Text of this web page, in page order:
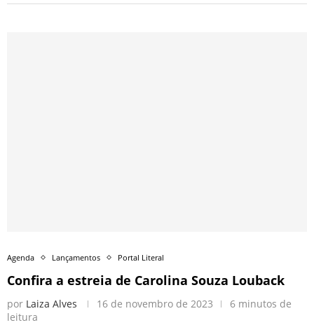
Agenda Lançamentos Portal Literal
Confira a estreia de Carolina Souza Louback
por Laiza Alves 16 de novembro de 2023
6 minutos de
leitura